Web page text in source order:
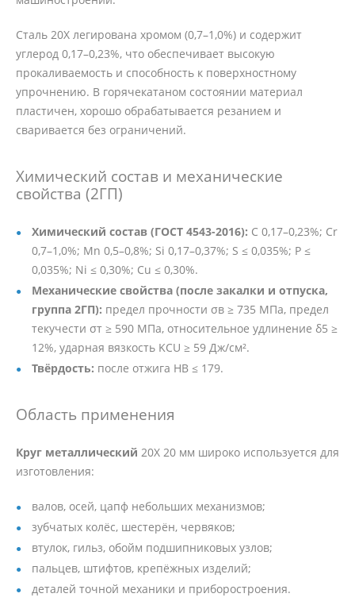
Сталь 20Х легирована хромом (0,7–1,0%) и содержит
углерод 0,17–0,23%, что обеспечивает высокую
прокаливаемость и способность к поверхностному
упрочнению. В горячекатаном состоянии материал
пластичен, хорошо обрабатывается резанием и
сваривается без ограничений.
Химический состав и механические
свойства (2ГП)
Химический состав (ГОСТ 4543-2016): C 0,17–0,23%; Cr
0,7–1,0%; Mn 0,5–0,8%; Si 0,17–0,37%; S ≤ 0,035%; P ≤
0,035%; Ni ≤ 0,30%; Cu ≤ 0,30%.
Механические свойства (после закалки и отпуска,
группа 2ГП): предел прочности σв ≥ 735 МПа, предел
текучести σт ≥ 590 МПа, относительное удлинение δ5 ≥
12%, ударная вязкость KCU ≥ 59 Дж/см².
Твёрдость: после отжига HB ≤ 179.
Область применения
Круг металлический 20Х 20 мм широко используется для
изготовления:
валов, осей, цапф небольших механизмов;
зубчатых колёс, шестерён, червяков;
втулок, гильз, обойм подшипниковых узлов;
пальцев, штифтов, крепёжных изделий;
деталей точной механики и приборостроения.